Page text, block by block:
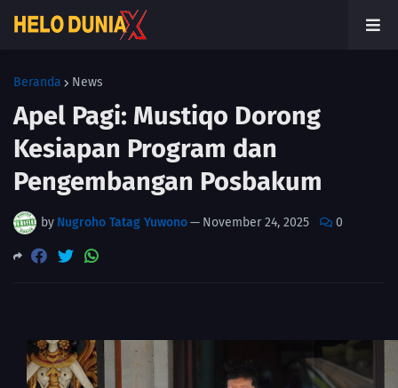
Beranda News
Apel Pagi: Mustiqo Dorong
Kesiapan Program dan
Pengembangan Posbakum
by Nugroho Tatag Yuwono— November 24, 2025 0